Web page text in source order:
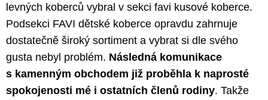
levných koberců vybral v sekci favi kusové koberce.
Podsekci FAVI dětské koberce opravdu zahrnuje
dostatečně široký sortiment a vybrat si dle svého
gusta nebyl problém. Následná komunikace
s kamenným obchodem již proběhla k naprosté
spokojenosti mé i ostatních členů rodiny. Takže